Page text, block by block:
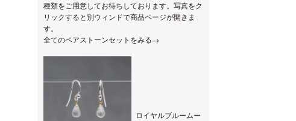
種類をご用意してお待ちしております。写真をク
リックすると別ウィンドで商品ページが開きま
す。
全てのペアストーンセットをみる→
ロイヤルブルームー